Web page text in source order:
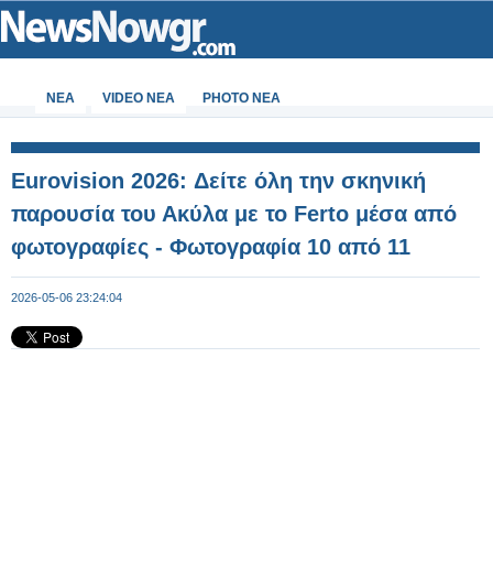
ΝΕΑ VIDEO NEA PHOTO NEA
Eurovision 2026: Δείτε όλη την σκηνική
παρουσία του Ακύλα με το Ferto μέσα από
φωτογραφίες - Φωτογραφία 10 από 11
2026-05-06 23:24:04